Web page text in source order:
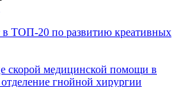
в ТОП-20 по развитию креативных
скорой медицинской помощи в
гнойной хирургии